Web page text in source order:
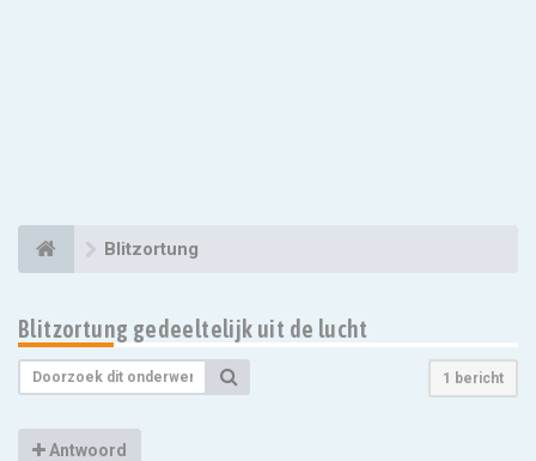
Blitzortung
Blitzortung gedeeltelijk uit de lucht
1 bericht
Antwoord